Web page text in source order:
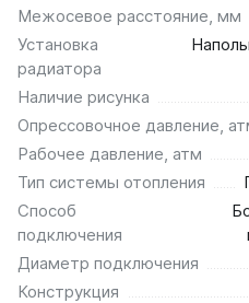
Межосевое расстояние, мм
Установка
радиатора
Наличие рисунка
Опрессовочное давление,
Рабочее давление, атм
Тип системы отопления
Способ
подключения
Диаметр подключения
Конструкция